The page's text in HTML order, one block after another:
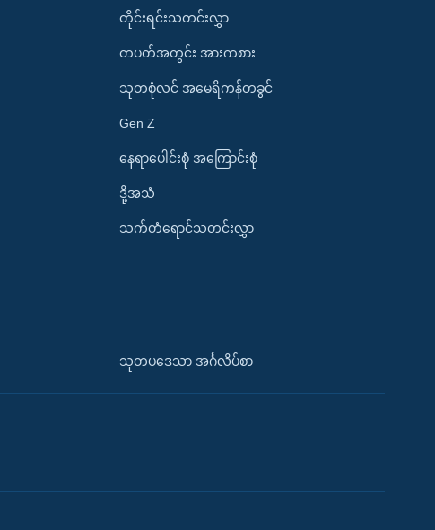
တိုင်းရင်းသတင်းလွှာ
တပတ်အတွင်း အားကစား
သုတစုံလင် အမေရိကန်တခွင်
Gen Z
နေရာပေါင်းစုံ အကြောင်းစုံ
ဒို့အသံ
သက်တံရောင်သတင်းလွှာ
သုတပဒေသာ အင်္ဂလိပ်စာ